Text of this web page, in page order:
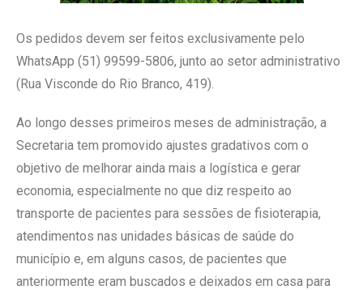
Os pedidos devem ser feitos exclusivamente pelo
WhatsApp (51) 99599-5806, junto ao setor administrativo
(Rua Visconde do Rio Branco, 419).
Ao longo desses primeiros meses de administração, a
Secretaria tem promovido ajustes gradativos com o
objetivo de melhorar ainda mais a logística e gerar
economia, especialmente no que diz respeito ao
transporte de pacientes para sessões de fisioterapia,
atendimentos nas unidades básicas de saúde do
município e, em alguns casos, de pacientes que
anteriormente eram buscados e deixados em casa para